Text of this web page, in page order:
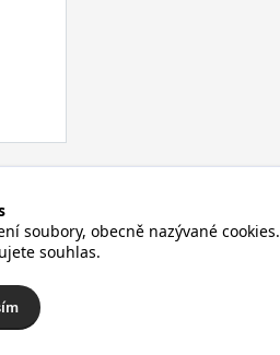
soubory, obecně nazývané cookies.
souhlas.